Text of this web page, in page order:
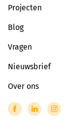
Projecten
Blog
Vragen
Nieuwsbrief
Over ons